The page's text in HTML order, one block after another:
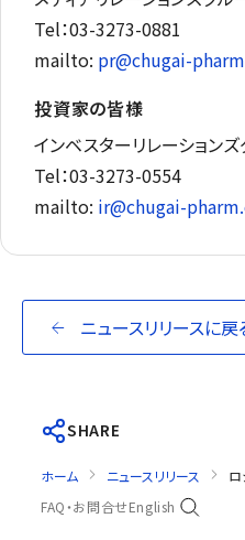
Tel：03-3273-0881
mailto: pr@chugai-
投資家の皆様
インベスターリレーション
Tel：03-3273-0554
mailto: ir@chugai-
ニュースリリースに戻
SHARE
ホーム ニュースリリース
ロ
FAQ・お問合せEnglish